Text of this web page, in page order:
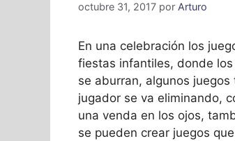
octubre 31, 2017 por Arturo
En una celebración los
fiestas infantiles, donde
se aburran, algunos
jugador se va eliminando,
una venda en los ojos,
se pueden crear juegos